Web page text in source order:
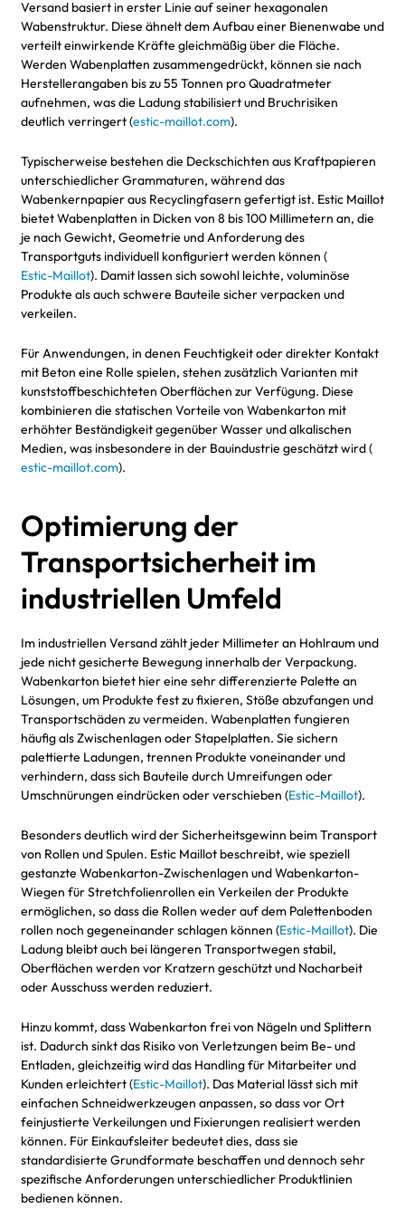
Versand basiert in erster Linie auf seiner hexagonalen
Wabenstruktur. Diese ähnelt dem Aufbau einer Bienenwabe und
verteilt einwirkende Kräfte gleichmäßig über die Fläche.
Werden Wabenplatten zusammengedrückt, können sie nach
Herstellerangaben bis zu 55 Tonnen pro Quadratmeter
aufnehmen, was die Ladung stabilisiert und Bruchrisiken
deutlich verringert (estic-maillot.com).
Typischerweise bestehen die Deckschichten aus Kraftpapieren
unterschiedlicher Grammaturen, während das
Wabenkernpapier aus Recyclingfasern gefertigt ist. Estic Maillot
bietet Wabenplatten in Dicken von 8 bis 100 Millimetern an, die
je nach Gewicht, Geometrie und Anforderung des
Transportguts individuell konfiguriert werden können (
Estic-Maillot). Damit lassen sich sowohl leichte, voluminöse
Produkte als auch schwere Bauteile sicher verpacken und
verkeilen.
Für Anwendungen, in denen Feuchtigkeit oder direkter Kontakt
mit Beton eine Rolle spielen, stehen zusätzlich Varianten mit
kunststoffbeschichteten Oberflächen zur Verfügung. Diese
kombinieren die statischen Vorteile von Wabenkarton mit
erhöhter Beständigkeit gegenüber Wasser und alkalischen
Medien, was insbesondere in der Bauindustrie geschätzt wird (
estic-maillot.com).
Optimierung der
Transportsicherheit im
industriellen Umfeld
Im industriellen Versand zählt jeder Millimeter an Hohlraum und
jede nicht gesicherte Bewegung innerhalb der Verpackung.
Wabenkarton bietet hier eine sehr differenzierte Palette an
Lösungen, um Produkte fest zu fixieren, Stöße abzufangen und
Transportschäden zu vermeiden. Wabenplatten fungieren
häufig als Zwischenlagen oder Stapelplatten. Sie sichern
palettierte Ladungen, trennen Produkte voneinander und
verhindern, dass sich Bauteile durch Umreifungen oder
Umschnürungen eindrücken oder verschieben (Estic-Maillot).
Besonders deutlich wird der Sicherheitsgewinn beim Transport
von Rollen und Spulen. Estic Maillot beschreibt, wie speziell
gestanzte Wabenkarton-Zwischenlagen und Wabenkarton-
Wiegen für Stretchfolienrollen ein Verkeilen der Produkte
ermöglichen, so dass die Rollen weder auf dem Palettenboden
rollen noch gegeneinander schlagen können (Estic-Maillot). Die
Ladung bleibt auch bei längeren Transportwegen stabil,
Oberflächen werden vor Kratzern geschützt und Nacharbeit
oder Ausschuss werden reduziert.
Hinzu kommt, dass Wabenkarton frei von Nägeln und Splittern
ist. Dadurch sinkt das Risiko von Verletzungen beim Be- und
Entladen, gleichzeitig wird das Handling für Mitarbeiter und
Kunden erleichtert (Estic-Maillot). Das Material lässt sich mit
einfachen Schneidwerkzeugen anpassen, so dass vor Ort
feinjustierte Verkeilungen und Fixierungen realisiert werden
können. Für Einkaufsleiter bedeutet dies, dass sie
standardisierte Grundformate beschaffen und dennoch sehr
spezifische Anforderungen unterschiedlicher Produktlinien
bedienen können.